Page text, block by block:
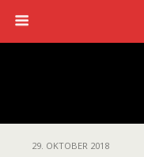
29. OKTOBER 2018